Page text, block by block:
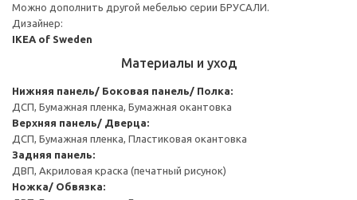
Можно дополнить другой мебелью серии БРУСАЛИ.
Дизайнер:
IKEA of Sweden
Материалы и уход
Нижняя панель/ Боковая панель/ Полка:
ДСП, Бумажная пленка, Бумажная окантовка
Верхняя панель/ Дверца:
ДСП, Бумажная пленка, Пластиковая окантовка
Задняя панель:
ДВП, Акриловая краска (печатный рисунок)
Ножка/ Обвязка: